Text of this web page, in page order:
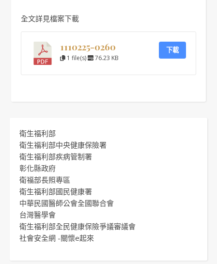
全文詳見檔案下載
1110225-0260
1 file(s) 76.23 KB
下載
衛生福利部
衛生福利部中央健康保險署
衛生福利部疾病管制署
彰化縣政府
衛福部長照專區
衛生福利部國民健康署
中華民國醫師公會全國聯合會
台灣醫學會
衛生福利部全民健康保險爭議審議會
社會安全網 -關懷e起來